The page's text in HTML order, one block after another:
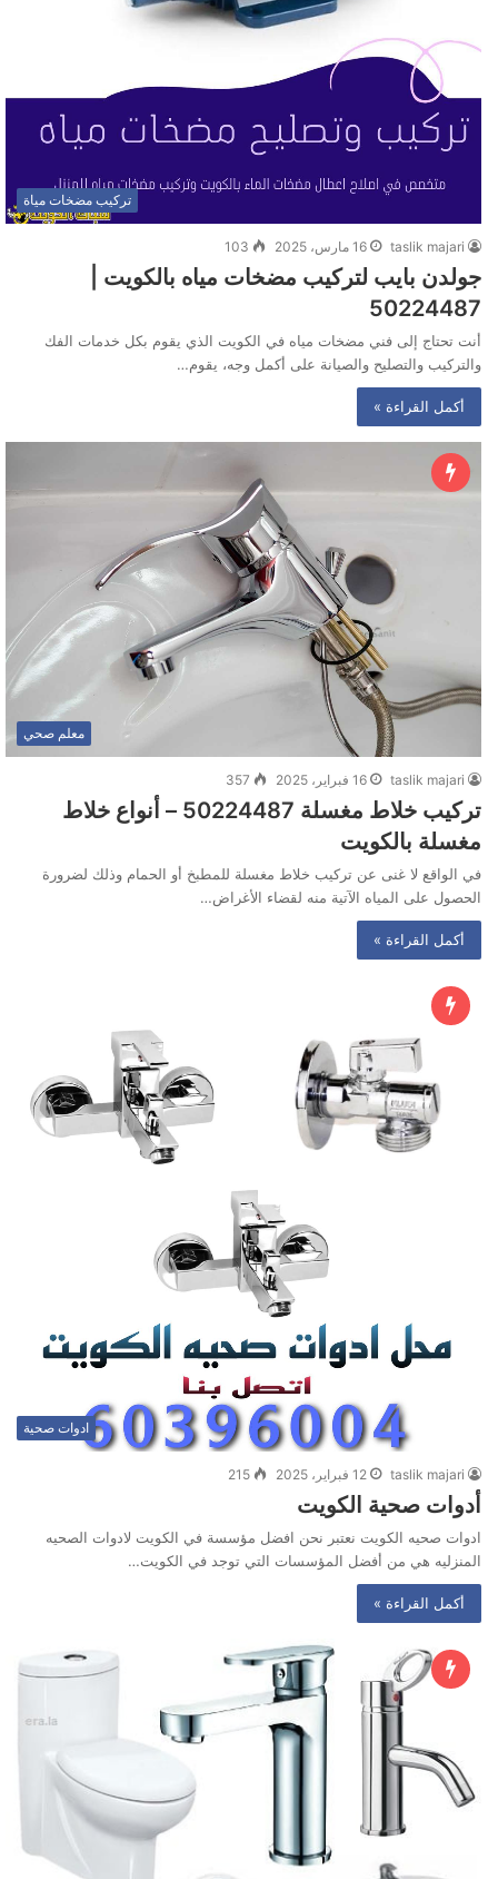
تركيب مضخات مياة
taslik majari 16 مارس، 2025 103
جولدن بايب لتركيب مضخات مياه بالكويت |
50224487
أنت تحتاج إلى فني مضخات مياه في الكويت الذي يقوم بكل خدمات الفك
والتركيب والتصليح والصيانة على أكمل وجه، يقوم…
أكمل القراءة »
معلم صحي
taslik majari 16 فبراير، 2025 357
تركيب خلاط مغسلة 50224487 – أنواع خلاط
مغسلة بالكويت
في الواقع لا غنى عن تركيب خلاط مغسلة للمطبخ أو الحمام وذلك لضرورة
الحصول على المياه الآتية منه لقضاء الأغراض…
أكمل القراءة »
ادوات صحية
taslik majari 12 فبراير، 2025 215
أدوات صحية الكويت
ادوات صحيه الكويت نعتبر نحن افضل مؤسسة في الكويت لادوات الصحيه
المنزليه هي من أفضل المؤسسات التي توجد في الكويت…
أكمل القراءة »